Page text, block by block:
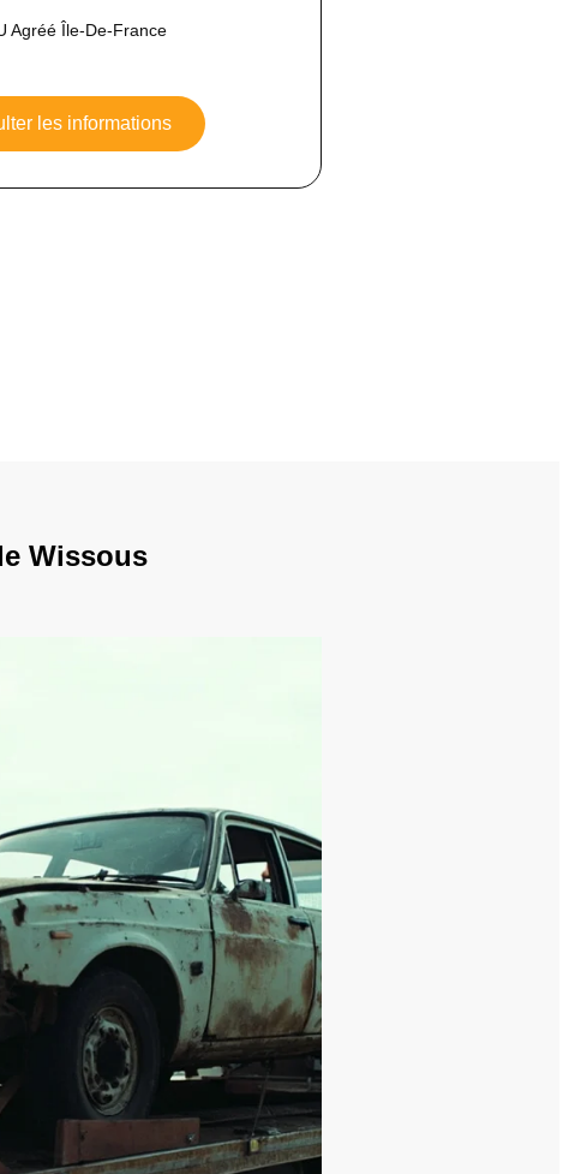
Agréé Île-De-France
les informations
Wissous